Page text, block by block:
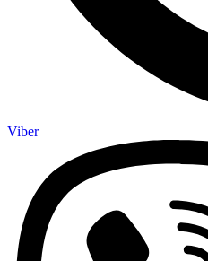
Viber